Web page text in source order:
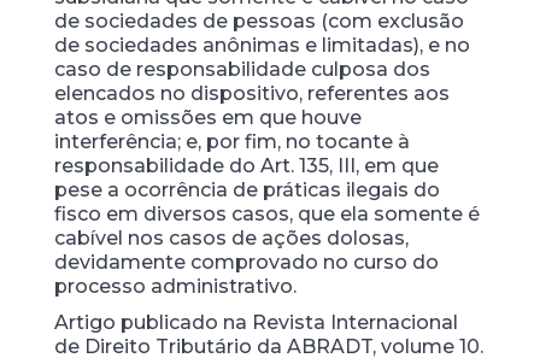
de sociedades de pessoas (com exclusão
de sociedades anônimas e limitadas), e no
caso de responsabilidade culposa dos
elencados no dispositivo, referentes aos
atos e omissões em que houve
interferência; e, por fim, no tocante à
responsabilidade do Art. 135, III, em que
pese a ocorrência de práticas ilegais do
fisco em diversos casos, que ela somente é
cabível nos casos de ações dolosas,
devidamente comprovado no curso do
processo administrativo.
Artigo publicado na Revista Internacional
de Direito Tributário da ABRADT, volume 10.